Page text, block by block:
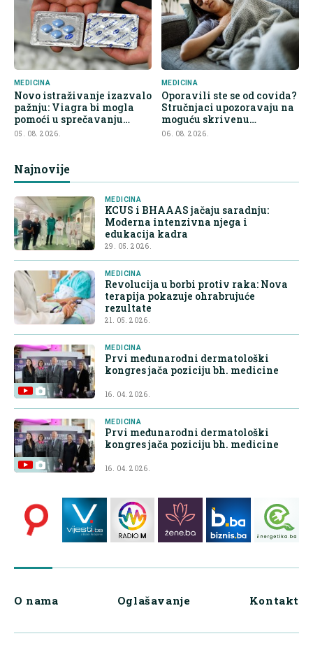
MEDICINA
Novo istraživanje izazvalo
pažnju: Viagra bi mogla
pomoći u sprečavanju
širenja raka
05. 08. 2026.
MEDICINA
Oporavili ste se od covida?
Stručnjaci upozoravaju na
moguću skrivenu
posljedicu
06. 08. 2026.
Najnovije
MEDICINA
KCUS i BHAAAS jačaju saradnju:
Moderna intenzivna njega i
edukacija kadra
29. 05. 2026.
MEDICINA
Revolucija u borbi protiv raka: Nova
terapija pokazuje ohrabrujuće
rezultate
21. 05. 2026.
MEDICINA
Prvi međunarodni dermatološki
kongres jača poziciju bh. medicine
16. 04. 2026.
MEDICINA
Prvi međunarodni dermatološki
kongres jača poziciju bh. medicine
16. 04. 2026.
O nama Oglašavanje Kontakt